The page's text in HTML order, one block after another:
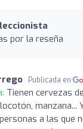
por la reseña
Publicada en
Tienen cervezas
manzana...
a las que